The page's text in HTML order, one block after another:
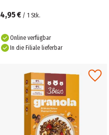
4,95 € / 1 Stk.
Online verfügbar
In die Filiale lieferbar